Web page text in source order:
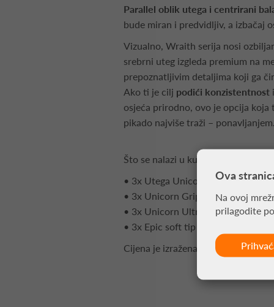
Parallel oblik utega i centrirani
bude miran i predvidljiv, a izbačaj
Vizualno, Wraith serija nosi
srebrni uteg izgleda premium na
prepoznatljivim detaljima koji ga
Ako ti je cilj podići konzistentnost
osjeća prirodno, ovo je opcija koja
pikado najviše traži – ponavljanjem.
Što se nalazi u kutiji:
• 3x Utega Unicorn Wraith
• 3x Unicorn Gripper 4 pikado
• 3x Unicorn UltraFly PLUS
• 3x Epic soft tip špice
Cijena je izražena za pakiranje od
Ova
Na ovoj
prilagodite